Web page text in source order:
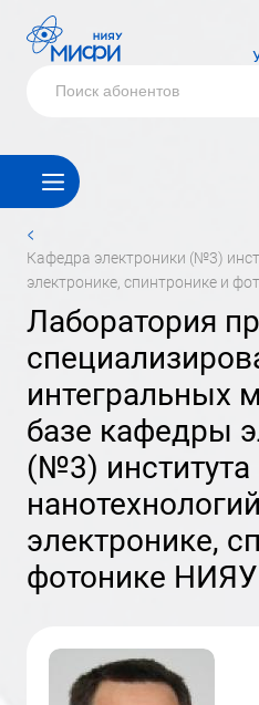
<
кафедра электроники (№3) института нанотехнологий в
электронике, спинтронике и
лаборатория проектирования
интегральных
базе кафедры
(№3) института
электронике,
фотонике